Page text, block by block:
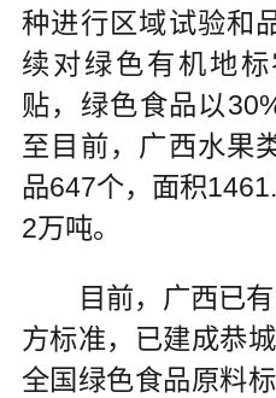
种进行区域试验和
续对绿色有机地
贴，绿色食品以
至目前，广西水果
品647个，面积
2万吨。
目前，广西已有
方标准，已建成恭
全国绿色食品原料